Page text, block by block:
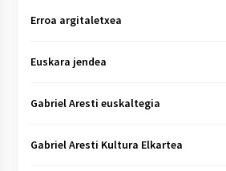
Erroa argitaletxea
Euskara jendea
Gabriel Aresti euskaltegia
Gabriel Aresti Kultura Elkartea